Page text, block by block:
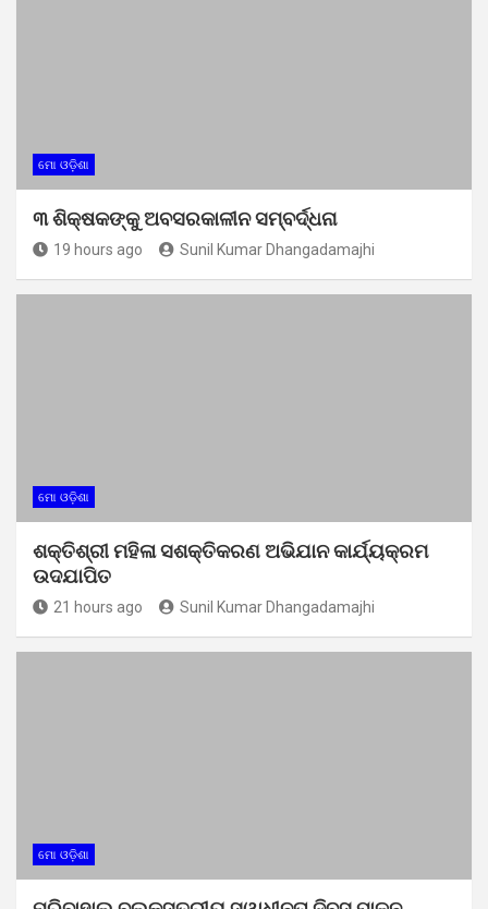
ମୋ ଓଡ଼ିଶା
୩ ଶିକ୍ଷକଙ୍କୁ ଅବସରକାଳୀନ ସମ୍ବର୍ଦ୍ଧନା
19 hours ago Sunil Kumar Dhangadamajhi
ମୋ ଓଡ଼ିଶା
ଶକ୍ତିଶ୍ରୀ ମହିଳା ସଶକ୍ତିକରଣ ଅଭିଯାନ କାର୍ଯ୍ୟକ୍ରମ
ଉଦଯାପିତ
21 hours ago Sunil Kumar Dhangadamajhi
ମୋ ଓଡ଼ିଶା